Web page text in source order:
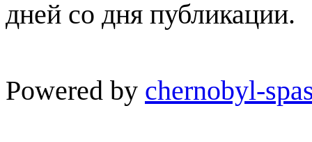
дней со дня публикации.
Powered by chernobyl-